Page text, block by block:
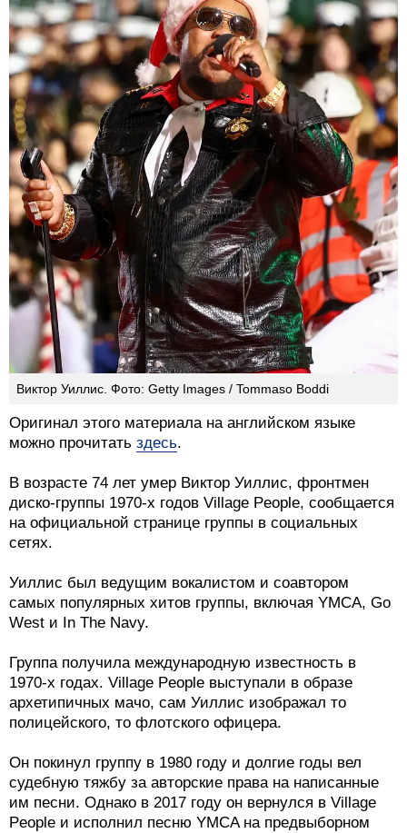
Виктор Уиллис. Фото: Getty Images / Tommaso Boddi
Оригинал этого материала на английском языке
можно прочитать здесь.
В возрасте 74 лет умер Виктор Уиллис, фронтмен
диско-группы 1970-х годов Village People, сообщается
на официальной странице группы в социальных
сетях.
Уиллис был ведущим вокалистом и соавтором
самых популярных хитов группы, включая YMCA, Go
West и In The Navy.
Группа получила международную известность в
1970-х годах. Village People выступали в образе
архетипичных мачо, сам Уиллис изображал то
полицейского, то флотского офицера.
Он покинул группу в 1980 году и долгие годы вел
судебную тяжбу за авторские права на написанные
им песни. Однако в 2017 году он вернулся в Village
People и исполнил песню YMCA на предвыборном